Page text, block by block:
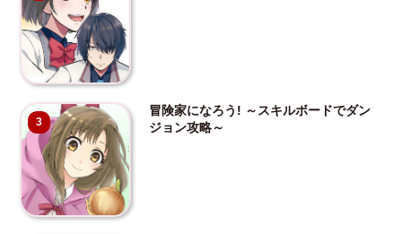
3
冒険家になろう! ～スキルボードでダン
ジョン攻略～